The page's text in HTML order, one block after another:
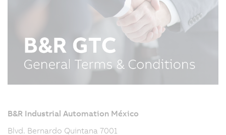
B&R Industrial Automation México
Blvd. Bernardo Quintana 7001